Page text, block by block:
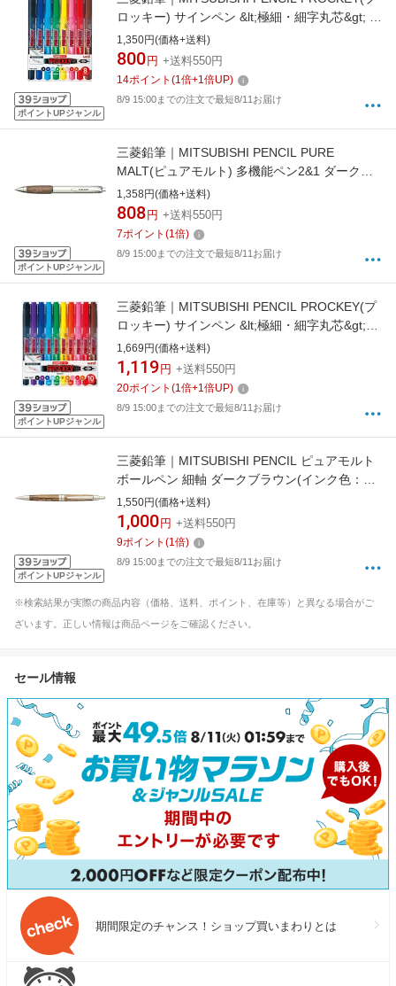
ポイントUPジャンル
ロッキー) サインペン &lt;極細・細字丸芯&gt; 8
色セット PM120T8CN
1,350円(価格+送料)
800 円 +送料550円
14ポイント (1倍+1倍UP)
8/9 15:00までの注文で最短8/11お届け
ポイントUPジャンル
三菱鉛筆｜MITSUBISHI PENCIL PURE
MALT(ピュアモルト) 多機能ペン2&1 ダークブ
ラウン MSXE310050722 [0.7mm]
[MSXE3100507]
1,358円(価格+送料)
808 円 +送料550円
7ポイント (1倍)
8/9 15:00までの注文で最短8/11お届け
ポイントUPジャンル
三菱鉛筆｜MITSUBISHI PENCIL PROCKEY(プ
ロッキー) サインペン &lt;極細・細字丸芯&gt;
10色セット PM120T10CN
1,669円(価格+送料)
1,119 円 +送料550円
20ポイント (1倍+1倍UP)
8/9 15:00までの注文で最短8/11お届け
ポイントUPジャンル
三菱鉛筆｜MITSUBISHI PENCIL ピュアモルト
ボールペン 細軸 ダークブラウン(インク色：黒)
SS1025.22 [0.7mm]
1,550円(価格+送料)
1,000 円 +送料550円
9ポイント (1倍)
8/9 15:00までの注文で最短8/11お届け
※検索結果が実際の商品内容（価格、送料、ポイント、在庫等）と異なる場合がご
ざいます。正しい情報は商品ページをご確認ください。
セール情報
期間限定のチャンス！ショップ買いまわりとは